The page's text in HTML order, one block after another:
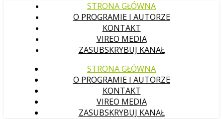
STRONA GŁÓWNA
O PROGRAMIE I AUTORZE
KONTAKT
VIREO MEDIA
ZASUBSKRYBUJ KANAŁ
STRONA GŁÓWNA
O PROGRAMIE I AUTORZE
KONTAKT
VIREO MEDIA
ZASUBSKRYBUJ KANAŁ